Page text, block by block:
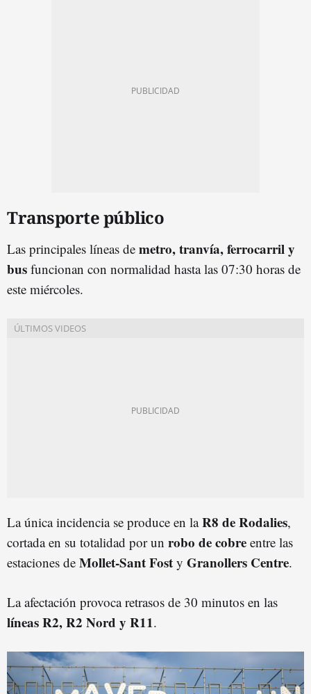
Transporte público
Las principales líneas de metro, tranvía, ferrocarril y
bus funcionan con normalidad hasta las 07:30 horas de
este miércoles.
La única incidencia se produce en laR8 de Rodalies,
cortada en su totalidad por un robo decobre entre las
estaciones de Mollet-Sant Fost y Granollers Centre.
La afectación provoca retrasos de 30 minutos en las
líneasR2, R2 Nord y R11.